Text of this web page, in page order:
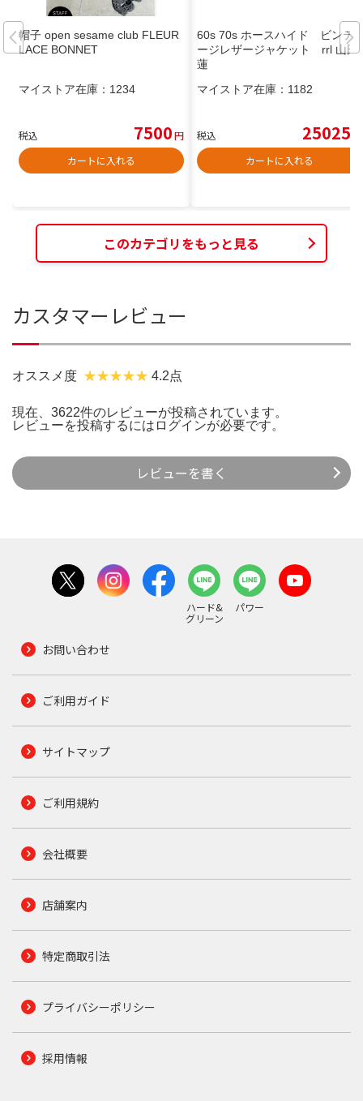
帽子 open sesame club FLEUR
LACE BONNET
マイストア在庫： 1234
税込 7500円
カートに入れる
60s 70s ホースハイド ビンテ
ージレザージャケット rrl 山田
蓮
マイストア在庫： 1182
税込 25025
カートに入れる
このカテゴリをもっと見る
カスタマーレビュー
オススメ度 4.2点
現在、3622件のレビューが投稿されています。
レビューを投稿するには ログインが必要です。
レビューを書く
ハード&
グリーン
パワー
お問い合わせ
ご利用ガイド
サイトマップ
ご利用規約
会社概要
店舗案内
特定商取引法
プライバシーポリシー
採用情報